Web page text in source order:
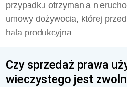
przypadku otrzymania
umowy dożywocia, której
hala produkcyjna.
Czy sprzedaż prawa
wieczystego jest